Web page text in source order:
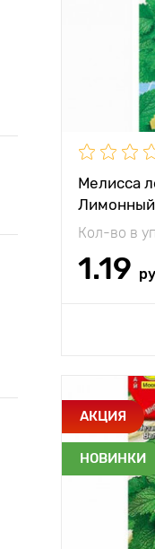
Мелисса
Кол-во в
1.19
Высота
Растояние
растениями
Период
АКЦИЯ
НОВИНКИ
Высота